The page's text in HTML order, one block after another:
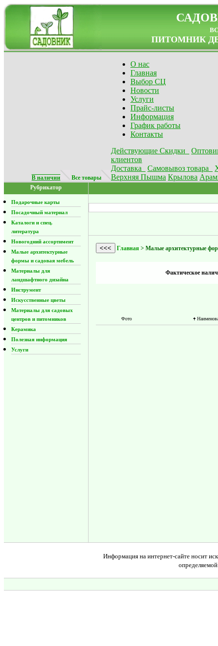
ПИТОМНИК
В наличии Все товары
О нас
Главная
Выбор СЦ
Новости
Услуги
Прайс-листы
Информация
График работы
Контакты
Действующие Скидки
клиентов
Доставка
Самовывоз товара
Верхняя Пышма Крылова
Рубрикатор
Подарочные карты
Посадочный материал
Каталоги и спец.
литература
Новогодний ассортимент
Малые архитектурные
формы и садовая мебель
Материалы для
ландшафтного дизайна
Инструмент
Искусственные цветы
Материалы для садовых
центров и питомников
Керамика
Полезная информация
Услуги
<<< Главная > Малые архитектурные
Фактическое
Фото
Информация на интернет-сайте носит